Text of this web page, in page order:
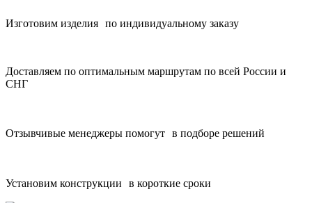
Изготовим изделия по индивидуальному заказу
Доставляем по оптимальным маршрутам по всей России и
СНГ
Отзывчивые менеджеры помогут в подборе решений
Установим конструкции в короткие сроки